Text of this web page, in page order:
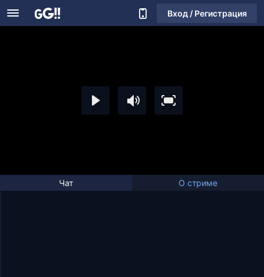
Вход / Регистрация
Чат О стриме